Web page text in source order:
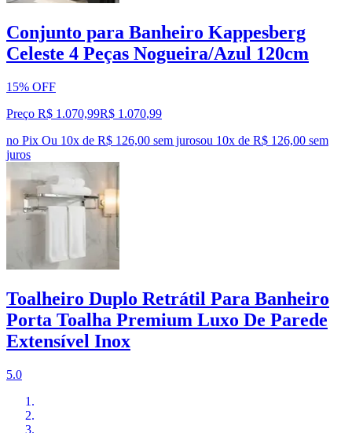
Conjunto para Banheiro Kappesberg
Celeste 4 Peças Nogueira/Azul 120cm
15% OFF
Preço R$ 1.070,99R$ 1.070,99
no Pix Ou 10x de R$ 126,00 sem jurosou 10x de R$ 126,00 sem
juros
Toalheiro Duplo Retrátil Para Banheiro
Porta Toalha Premium Luxo De Parede
Extensível Inox
5.0